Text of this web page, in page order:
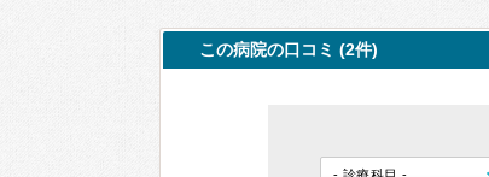
この病院の口コミ (2件)